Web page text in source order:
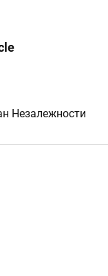
Незалежности